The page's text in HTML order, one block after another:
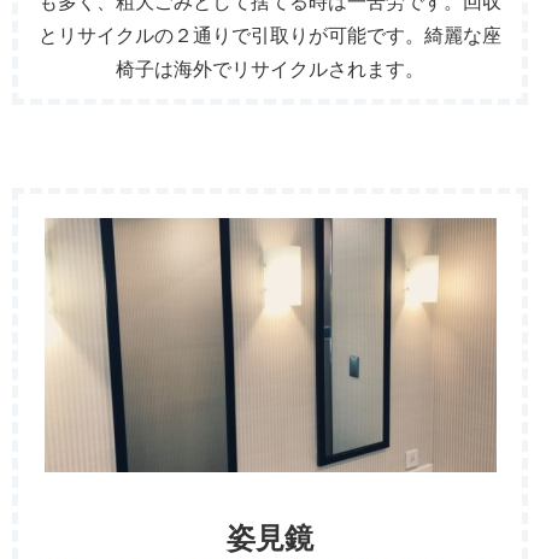
とリサイクルの２通りで引取りが可能です。綺麗な座
椅子は海外でリサイクルされます。
姿見鏡